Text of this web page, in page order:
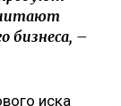
бизнеса, –
иска